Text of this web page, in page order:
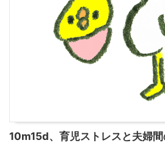
10m15d、育児ストレスと夫婦